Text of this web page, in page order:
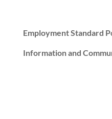
Employment Standard
Information and